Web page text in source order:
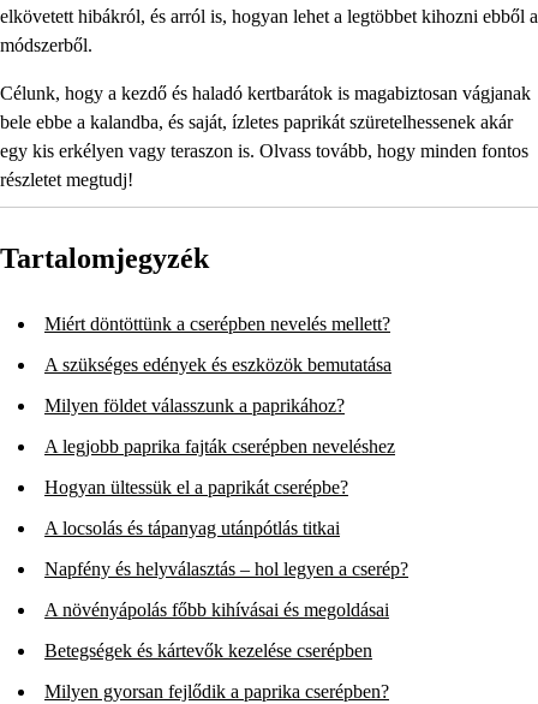
elkövetett hibákról, és arról is, hogyan lehet a legtöbbet kihozni ebből a
módszerből.
Célunk, hogy a kezdő és haladó kertbarátok is magabiztosan vágjanak
bele ebbe a kalandba, és saját, ízletes paprikát szüretelhessenek akár
egy kis erkélyen vagy teraszon is. Olvass tovább, hogy minden fontos
részletet megtudj!
Tartalomjegyzék
Miért döntöttünk a cserépben nevelés mellett?
A szükséges edények és eszközök bemutatása
Milyen földet válasszunk a paprikához?
A legjobb paprika fajták cserépben neveléshez
Hogyan ültessük el a paprikát cserépbe?
A locsolás és tápanyag utánpótlás titkai
Napfény és helyválasztás – hol legyen a cserép?
A növényápolás főbb kihívásai és megoldásai
Betegségek és kártevők kezelése cserépben
Milyen gyorsan fejlődik a paprika cserépben?